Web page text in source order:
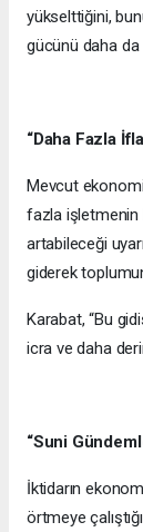
yükselttiğini,
gücünü daha da
“Daha Fazla
Mevcut
fazla işletmenin
artabileceği
giderek
Karabat, “Bu
icra ve daha
“Suni
İktidarın
örtmeye